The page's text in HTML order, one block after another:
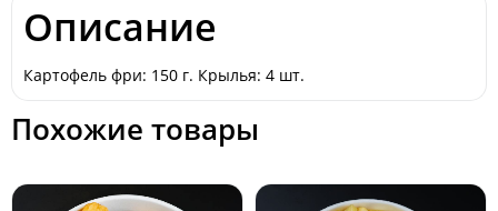
Описание
Картофель фри: 150 г. Крылья: 4 шт.
Похожие товары